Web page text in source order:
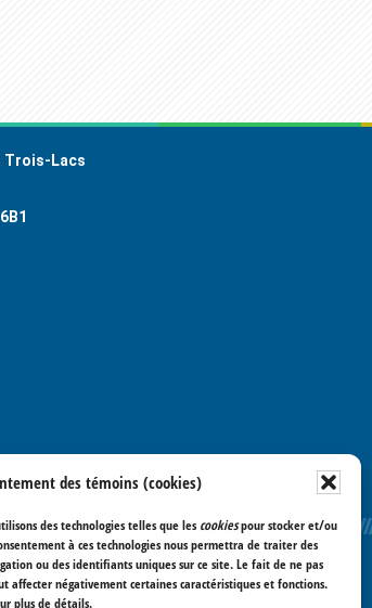
des témoins (cookies)
des technologies telles que les cookiespour stocker et/ou
à ces technologies nous permettra de traiter des
ou des identifiants uniques sur ce site. Le fait de ne pas
affecter négativement certaines caractéristiques et fonctions.
plus de détails.
Trois-Lacs